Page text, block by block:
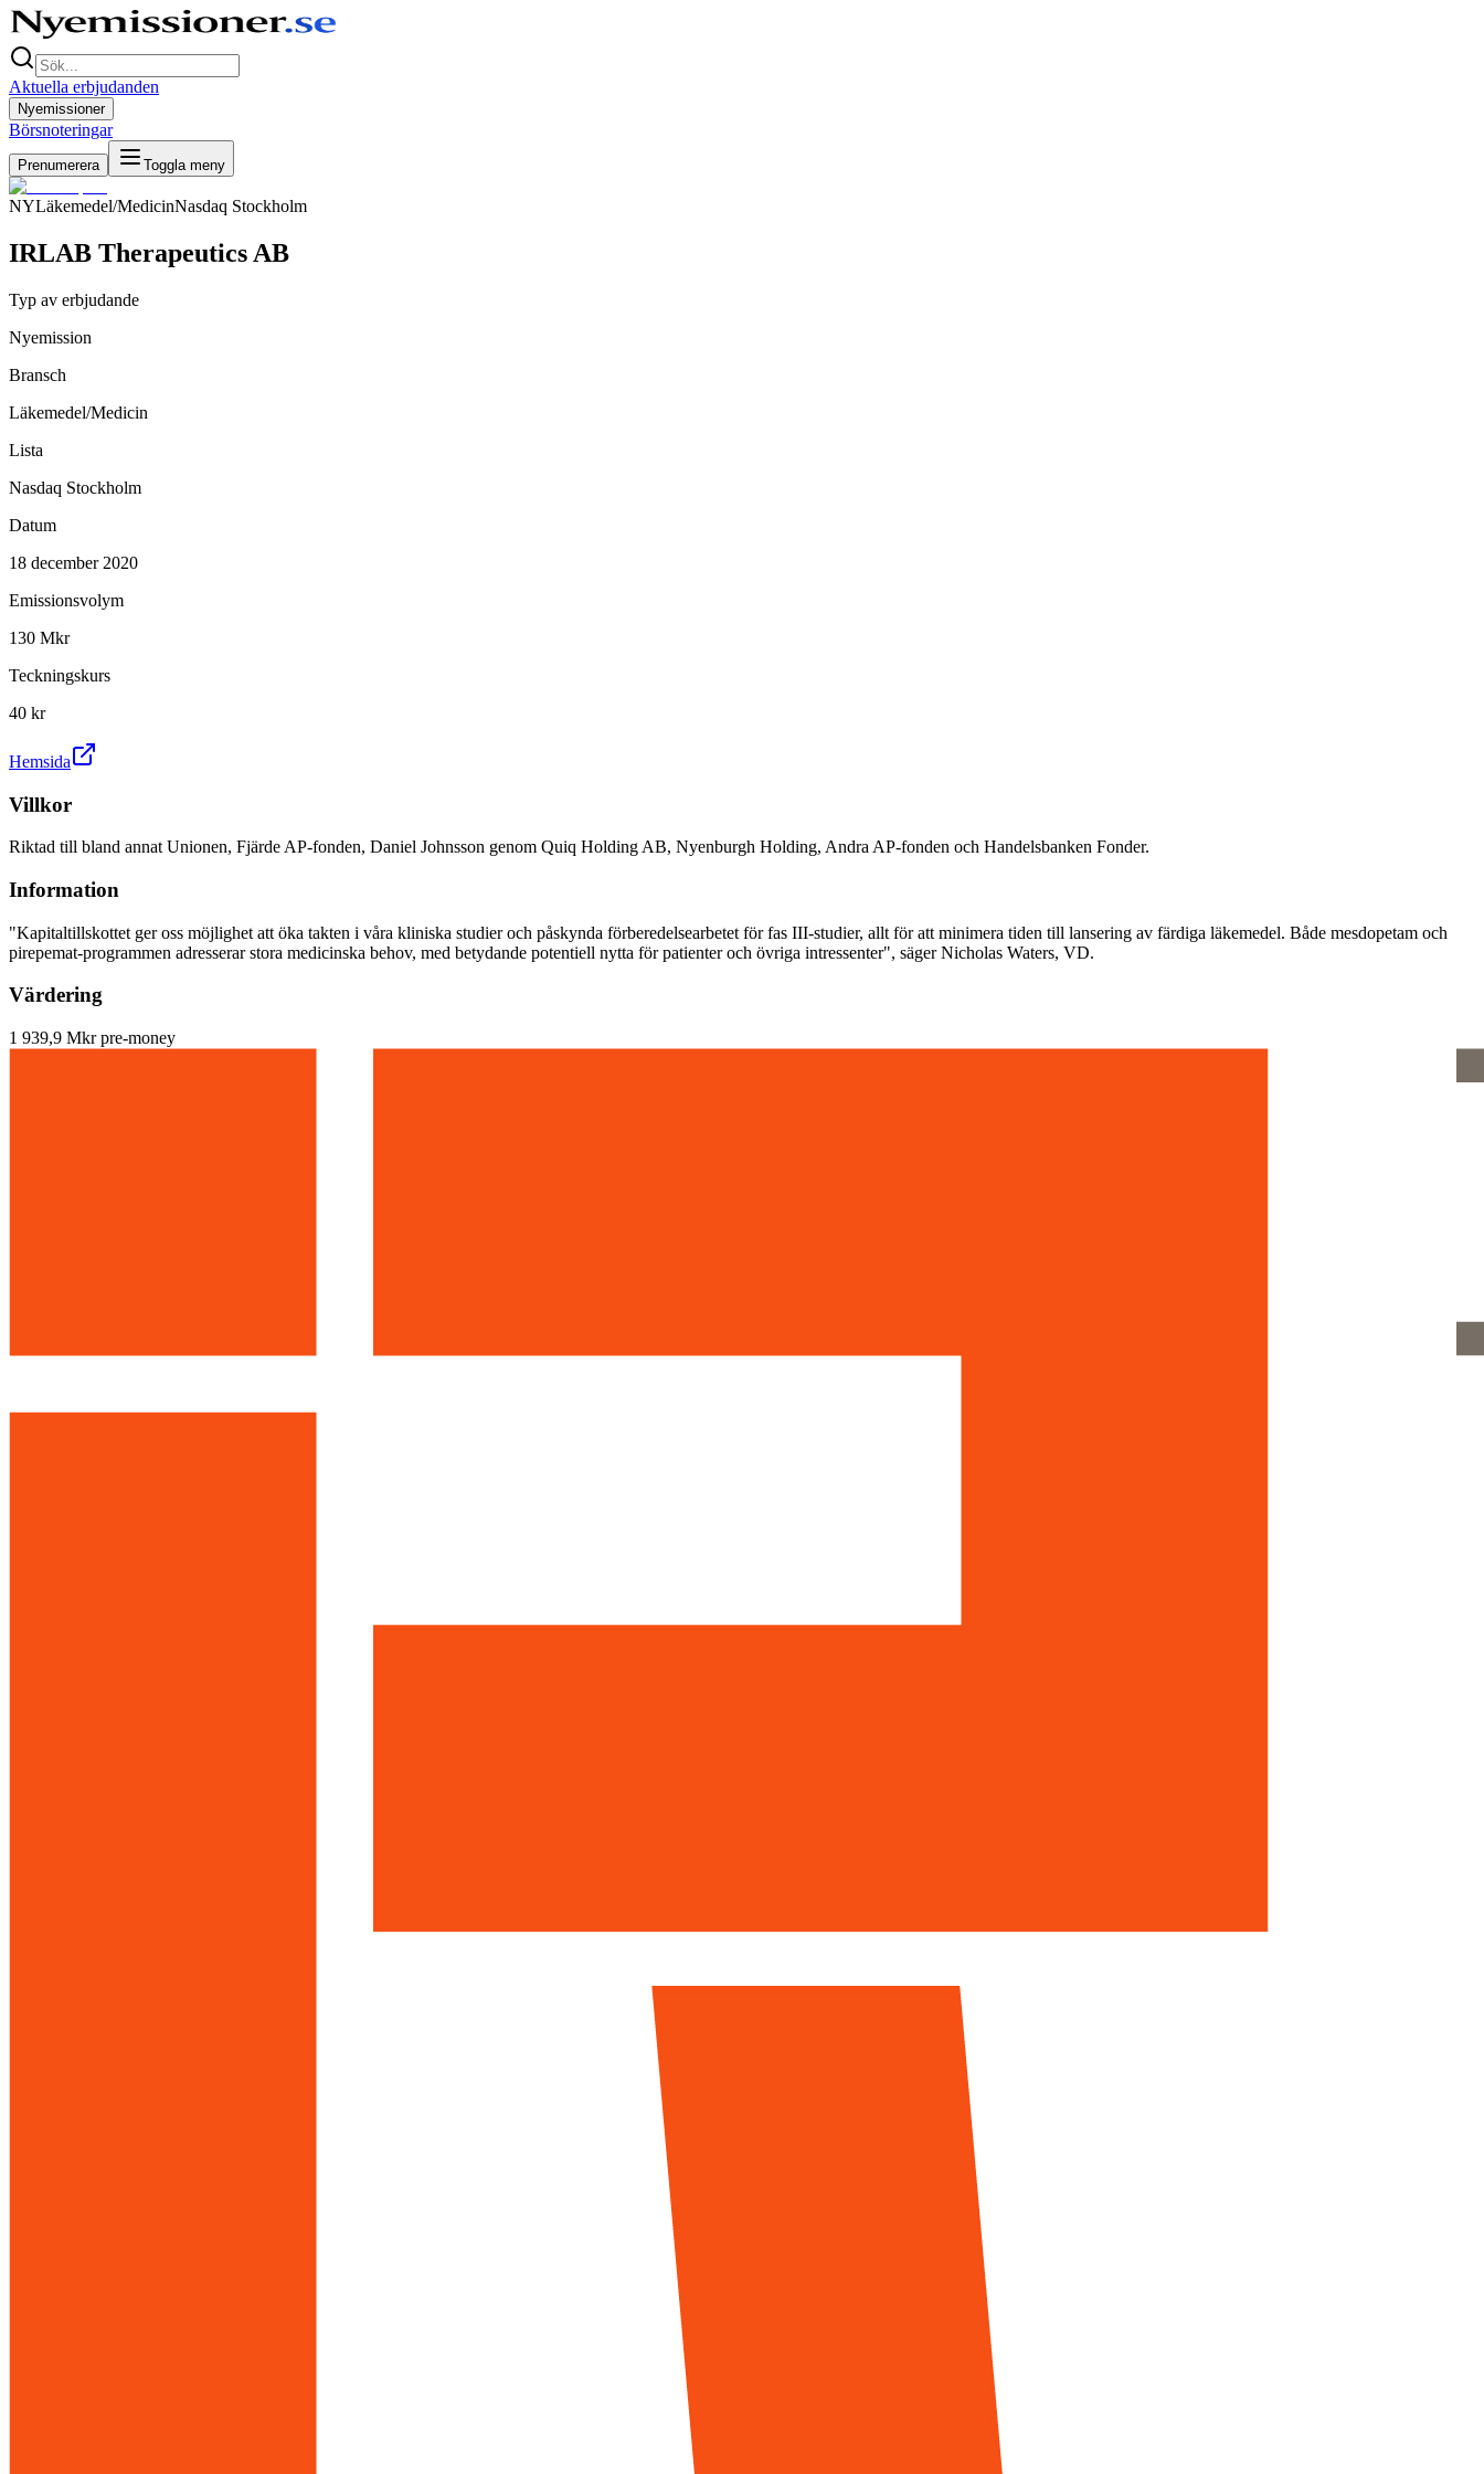
Aktuella erbjudanden
Nyemissioner
Börsnoteringar
Prenumerera Toggla meny
NYLäkemedel/MedicinNasdaq Stockholm
IRLAB Therapeutics AB
Typ av erbjudande
Nyemission
Bransch
Läkemedel/Medicin
Lista
Nasdaq Stockholm
Datum
18 december 2020
Emissionsvolym
130 Mkr
Teckningskurs
40 kr
Hemsida
Villkor
Riktad till bland annat Unionen, Fjärde AP-fonden, Daniel Johnsson genom Quiq Holding AB, Nyenburgh Holding, Andra AP-fonden och Handelsbanken Fonder.
Information
"Kapitaltillskottet ger oss möjlighet att öka takten i våra kliniska studier och påskynda förberedelsearbetet för fas III-studier, allt för att minimera tiden till lansering av färdiga läkemedel. Både mesdopetam och
pirepemat-programmen adresserar stora medicinska behov, med betydande potentiell nytta för patienter och övriga intressenter", säger Nicholas Waters, VD.
Värdering
1 939,9 Mkr pre-money